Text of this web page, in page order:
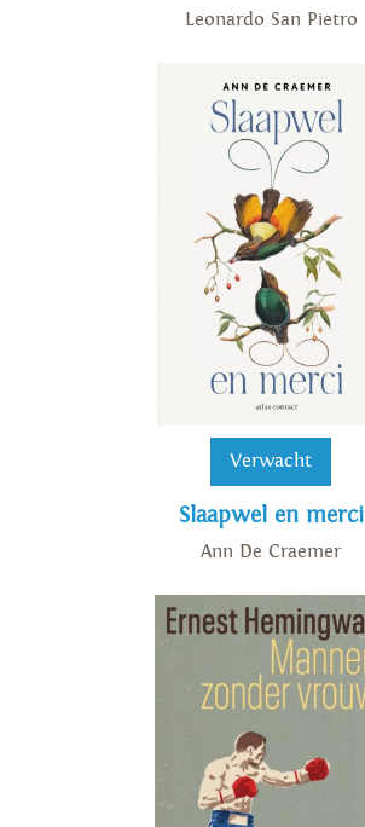
Leonardo San Pietro
Verwacht
Slaapwel en merci
Ann De Craemer